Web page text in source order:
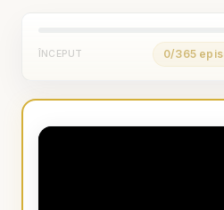
ÎNCEPUT 0/365